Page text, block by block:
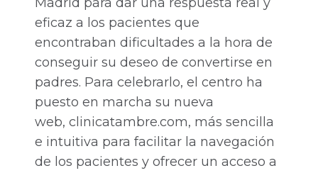
eficaz a los pacientes que
encontraban dificultades a la hora de
conseguir su deseo de convertirse en
padres. Para celebrarlo, el centro ha
puesto en marcha su nueva
web, clinicatambre.com, más sencilla
e intuitiva para facilitar la navegación
de los pacientes y ofrecer un acceso a